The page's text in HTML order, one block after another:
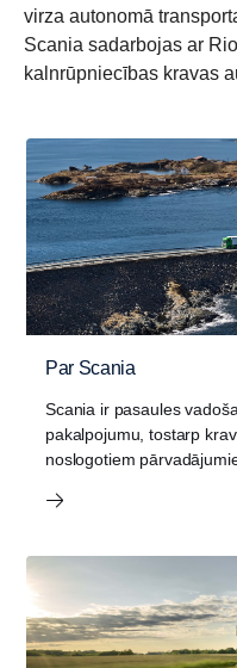
virza autonomā
Scania sadarbojas ar
kalnrūpniecības kravas
Par Scania
Scania ir pasaules
pakalpojumu, tostarp
noslogotiem